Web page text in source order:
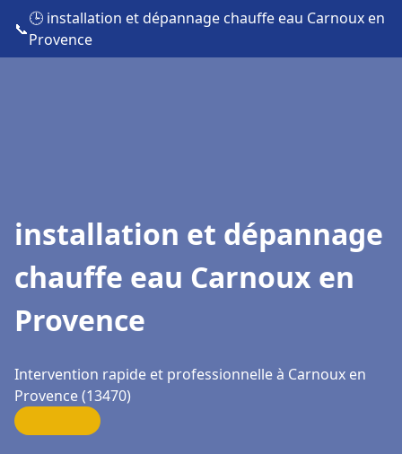
📞
🕒 installation et dépannage chauffe eau Carnoux en
Provence
installation et dépannage
chauffe eau Carnoux en
Provence
Intervention rapide et professionnelle à Carnoux en
Provence (13470)